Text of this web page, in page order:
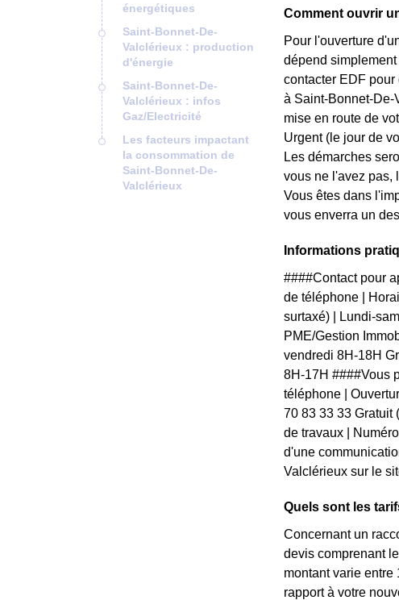
énergétiques
Saint-Bonnet-De-
Valclérieux : production
d'énergie
Saint-Bonnet-De-
Valclérieux : infos
Gaz/Electricité
Les facteurs impactant
la consommation de
Saint-Bonnet-De-
Valclérieux
Comment ouvrir
Pour l'ouverture
dépend
contacter EDF
à Saint-Bonnet-De-
mise en route de
Urgent (le jour de
Les démarches
vous ne l'avez pas,
Vous êtes dans
vous enverra un
Informations
####Contact pour
de téléphone |
surtaxé) | Lundi-
PME/Gestion
vendredi 8H-18H
8H-17H ####Vous
téléphone |
70 83 33 33 Gratuit
de travaux |
d'une
Valclérieux sur le
Quels sont les
Concernant un
devis comprenant
montant varie entre
rapport à votre